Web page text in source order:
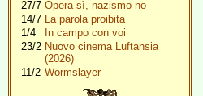
27/7 Opera sì, nazismo no
14/7 La parola proibita
1/4
In campo con voi
23/2 Nuovo cinema Luftansia
(2026)
11/2 Wormslayer